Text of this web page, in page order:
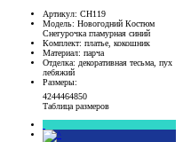
Артикул: СН119
Модель: Новогодний Костюм
Снегурочка гламурная синий
Комплект: платье, кокошник
Материал: парча
Отделка: декоративная тесьма, пух
лебяжий
Размеры:
4244464850
Таблица размеров